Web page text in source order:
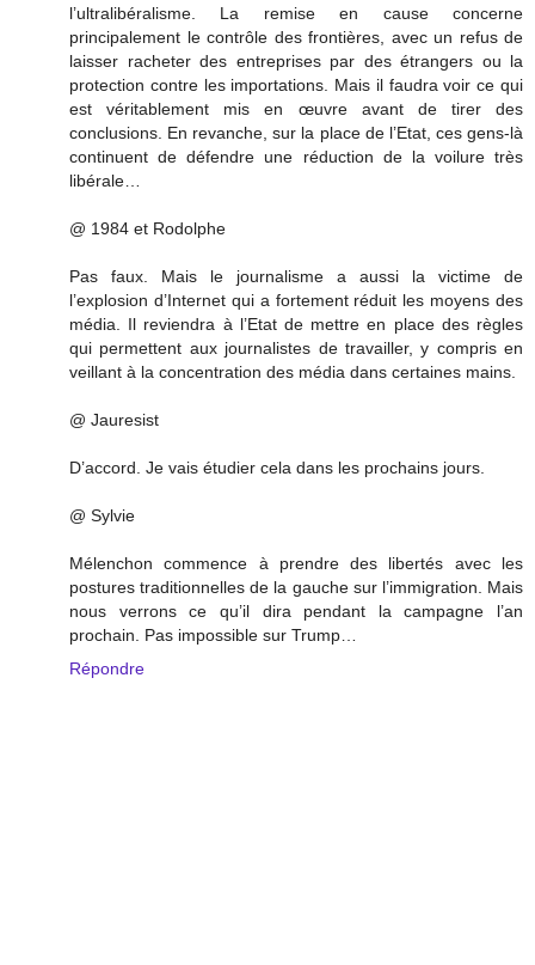
l’ultralibéralisme. La remise en cause concerne
principalement le contrôle des frontières, avec un refus de
laisser racheter des entreprises par des étrangers ou la
protection contre les importations. Mais il faudra voir ce qui
est véritablement mis en œuvre avant de tirer des
conclusions. En revanche, sur la place de l’Etat, ces gens-là
continuent de défendre une réduction de la voilure très
libérale…
@ 1984 et Rodolphe
Pas faux. Mais le journalisme a aussi la victime de
l’explosion d’Internet qui a fortement réduit les moyens des
média. Il reviendra à l’Etat de mettre en place des règles
qui permettent aux journalistes de travailler, y compris en
veillant à la concentration des média dans certaines mains.
@ Jauresist
D’accord. Je vais étudier cela dans les prochains jours.
@ Sylvie
Mélenchon commence à prendre des libertés avec les
postures traditionnelles de la gauche sur l’immigration. Mais
nous verrons ce qu’il dira pendant la campagne l’an
prochain. Pas impossible sur Trump…
Répondre